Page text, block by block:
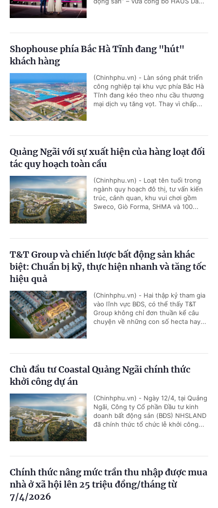
Shophouse phía Bắc Hà Tĩnh đang "hút"
khách hàng
(Chinhphu.vn) - Làn sóng phát triển
công nghiệp tại khu vực phía Bắc Hà
Tĩnh đang kéo theo nhu cầu thương
mại dịch vụ tăng vọt. Thay vì chấp...
Quảng Ngãi với sự xuất hiện của hàng loạt đối
tác quy hoạch toàn cầu
(Chinhphu.vn) - Loạt tên tuổi trong
ngành quy hoạch đô thị, tư vấn kiến
trúc, cảnh quan, khu vui chơi gồm
Sweco, Giò Forma, SHMA và 100...
T&T Group và chiến lược bất động sản khác
biệt: Chuẩn bị kỹ, thực hiện nhanh và tăng tốc
hiệu quả
(Chinhphu.vn) - Hai thập kỷ tham gia
vào lĩnh vực BĐS, có thể thấy T&T
Group không chỉ đơn thuần kể câu
chuyện về những con số hecta hay...
Chủ đầu tư Coastal Quảng Ngãi chính thức
khởi công dự án
(Chinhphu.vn) - Ngày 12/4, tại Quảng
Ngãi, Công ty Cổ phần Đầu tư kinh
doanh bất động sản (BĐS) NHSLAND
đã chính thức tổ chức lễ khởi công...
Chính thức nâng mức trần thu nhập được mua
nhà ở xã hội lên 25 triệu đồng/tháng từ
7/4/2026